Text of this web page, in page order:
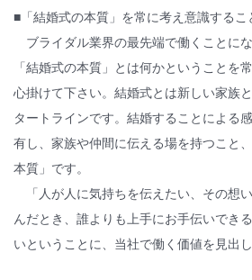
■「結婚式の本質」を常に考え意識するこ
ブライダル業界の最先端で働くことに
「結婚式の本質」とは何かということを
心掛けて下さい。結婚式とは新しい家族
タートラインです。結婚することによる
有し、家族や仲間に伝える場を持つこと
本質」です。
「人が人に気持ちを伝えたい、その想
んだとき、誰よりも上手にお手伝いでき
いということに、当社で働く価値を見出